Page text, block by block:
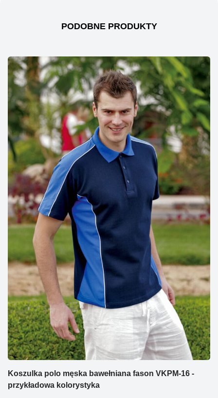
PODOBNE PRODUKTY
Koszulka polo męska bawełniana fason VKPM-16 -
przykładowa kolorystyka